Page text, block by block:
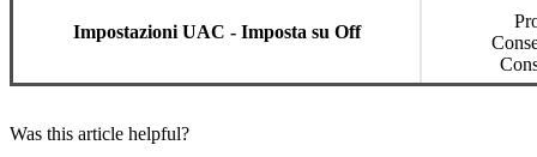
Impostazioni UAC - Imposta su Off
Was this article helpful?